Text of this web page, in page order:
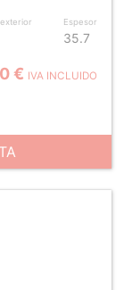
Espesor
35.7
€ IVA INCLUIDO